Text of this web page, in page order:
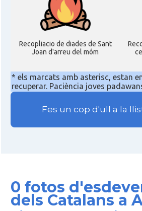
Recopliacio de diades de Sant
Joan d'arreu del móm
* els marcats amb asterisc, estan
recuperar. Paciència joves
Fes un cop d'ull a la
0 fotos
dels Catalans a